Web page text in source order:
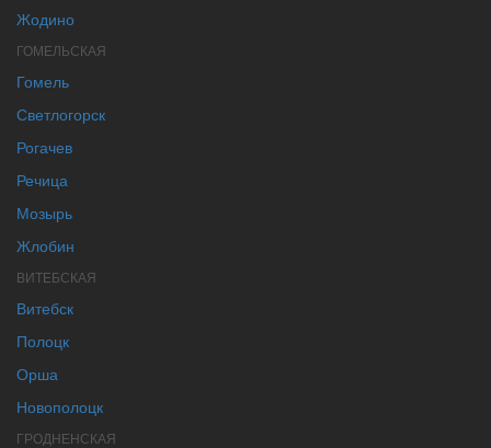
Жодино
ГОМЕЛЬСКАЯ
Гомель
Светлогорск
Рогачев
Речица
Мозырь
Жлобин
ВИТЕБСКАЯ
Витебск
Полоцк
Орша
Новополоцк
ГРОДНЕНСКАЯ